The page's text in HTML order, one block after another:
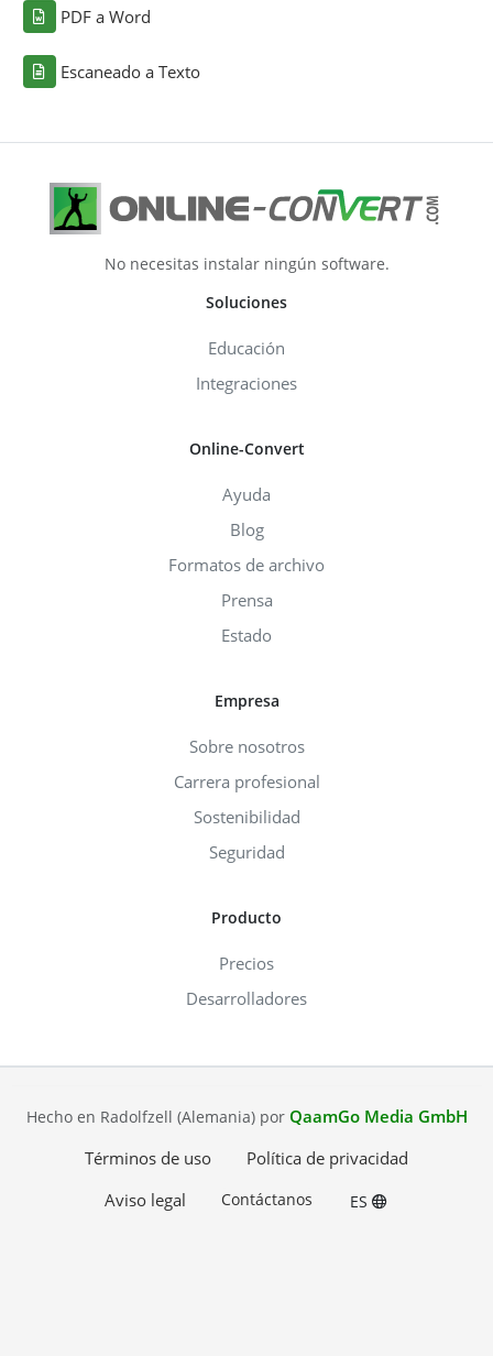
PDF a Word
Escaneado a Texto
No necesitas instalar ningún software.
Soluciones
Educación
Integraciones
Online-Convert
Ayuda
Blog
Formatos de archivo
Prensa
Estado
Empresa
Sobre nosotros
Carrera profesional
Sostenibilidad
Seguridad
Producto
Precios
Desarrolladores
Hecho en Radolfzell (Alemania) por QaamGo Media GmbH
Términos de uso
Política de privacidad
Aviso legal
Contáctanos ES